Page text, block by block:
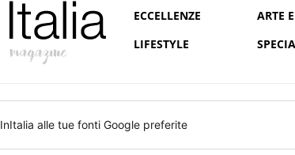
ECCELLENZE ARTE
LIFESTYLE
InItalia alle tue fonti Google preferite